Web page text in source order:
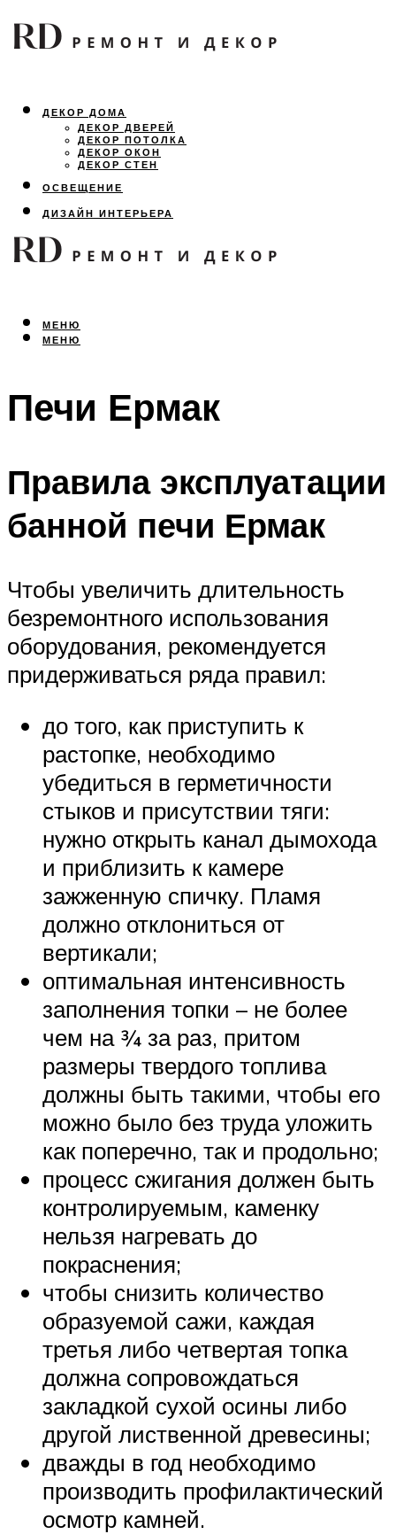
ДЕКОР ДОМА
ДЕКОР ДВЕРЕЙ
ДЕКОР ПОТОЛКА
ДЕКОР ОКОН
ДЕКОР СТЕН
ОСВЕЩЕНИЕ
ДИЗАЙН ИНТЕРЬЕРА
ЛАНДШАФТНЫЙ ДИЗАЙН
ВСЕ ПРО РЕМОНТ
МЕНЮ
МЕНЮ
Печи Ермак
Правила эксплуатации
банной печи Ермак
Чтобы увеличить длительность
безремонтного использования
оборудования, рекомендуется
придерживаться ряда правил:
до того, как приступить к
растопке, необходимо
убедиться в герметичности
стыков и присутствии тяги:
нужно открыть канал дымохода
и приблизить к камере
зажженную спичку. Пламя
должно отклониться от
вертикали;
оптимальная интенсивность
заполнения топки – не более
чем на ¾ за раз, притом
размеры твердого топлива
должны быть такими, чтобы его
можно было без труда уложить
как поперечно, так и продольно;
процесс сжигания должен быть
контролируемым, каменку
нельзя нагревать до
покраснения;
чтобы снизить количество
образуемой сажи, каждая
третья либо четвертая топка
должна сопровождаться
закладкой сухой осины либо
другой лиственной древесины;
дважды в год необходимо
производить профилактический
осмотр камней.